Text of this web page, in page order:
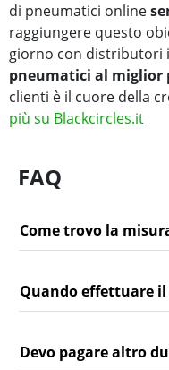
di pneumatici online
raggiungere questo
giorno con distributori
pneumatici al miglior
clienti è il cuore della
più su Blackcircles.it
FAQ
Come trovo la
Quando effettuare il
Devo pagare altro